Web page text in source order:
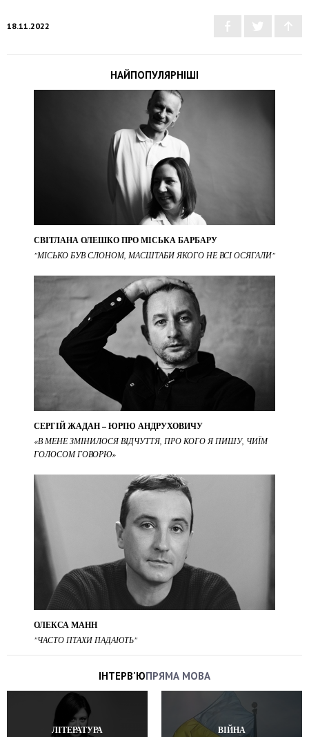
18.11.2022
НАЙПОПУЛЯРНІШІ
СВІТЛАНА ОЛЕШКО ПРО МІСЬКА БАРБАРУ
"МІСЬКО БУВ СЛОНОМ, МАСШТАБИ ЯКОГО НЕ ВСІ ОСЯГАЛИ"
СЕРГІЙ ЖАДАН – ЮРІЮ АНДРУХОВИЧУ
«В МЕНЕ ЗМІНИЛОСЯ ВІДЧУТТЯ, ПРО КОГО Я ПИШУ, ЧИЇМ
ГОЛОСОМ ГОВОРЮ»
ОЛЕКСА МАНН
"ЧАСТО ПТАХИ ПАДАЮТЬ"
ІНТЕРВ'ЮПРЯМА МОВА
ЛІТЕРАТУРА ВІЙНА